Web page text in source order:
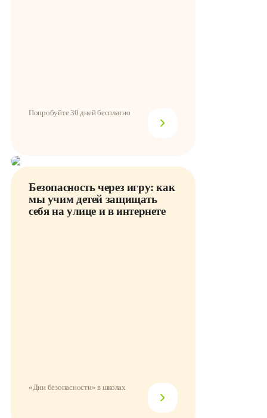
Попробуйте 30 дней бесплатно
Безопасность через игру: как
мы учим детей защищать
себя на улице и в интернете
«Дни безопасности» в школах